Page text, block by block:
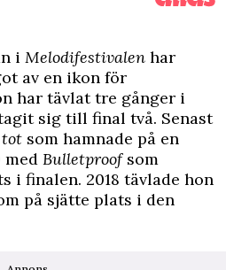
i Melodifestivalen har
av en ikon för
har tävlat tre gånger i
sig till final två. Senast
som hamnade på en
med Bulletproofsom
i finalen. 2018 tävlade hon
på sjätte plats i den